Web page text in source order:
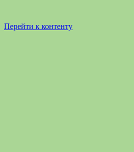
Перейти к контенту